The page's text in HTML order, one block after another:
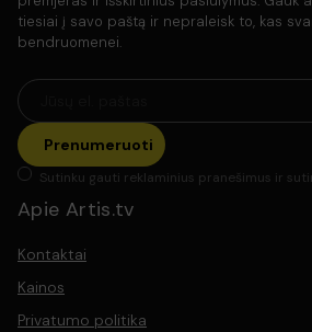
tiesiai į savo paštą ir nepraleisk to, kas
bendruomenei.
Prenumeruoti
Sutinku gauti reklaminius pranešimus ir
Apie Artis.tv
Kontaktai
Kainos
Privatumo politika